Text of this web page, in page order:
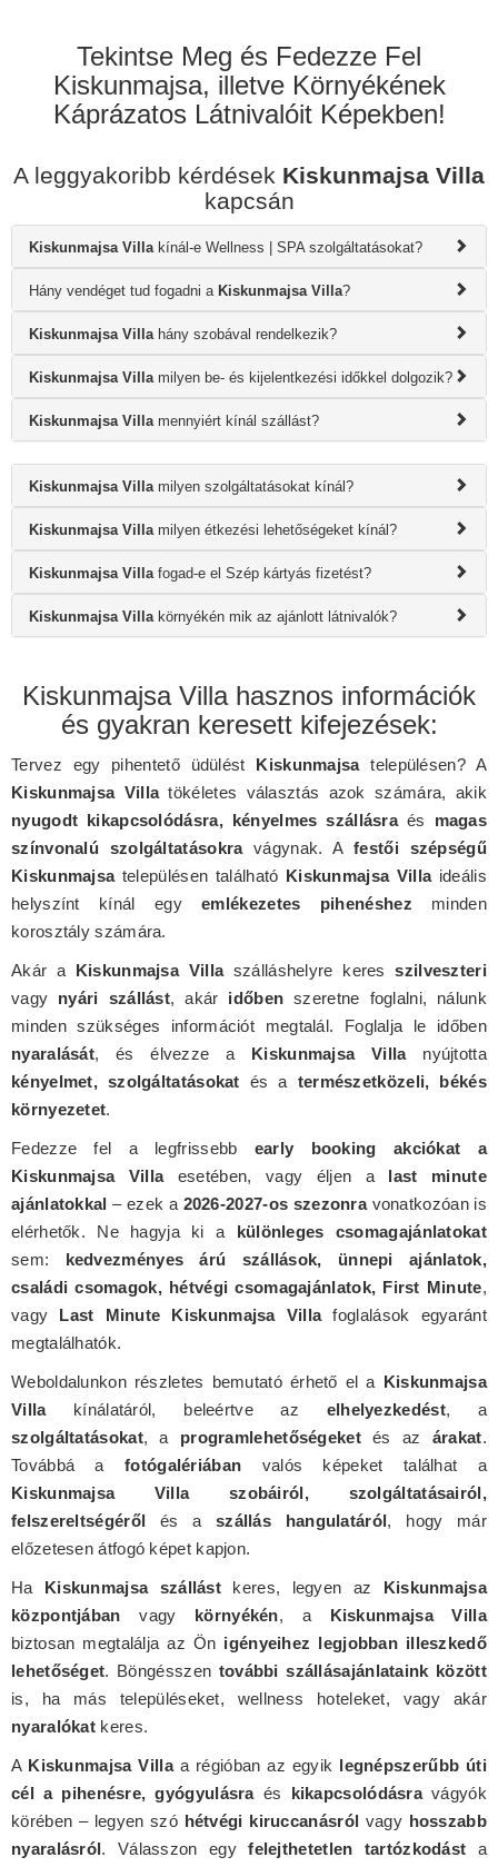
Tekintse Meg és Fedezze Fel
Kiskunmajsa, illetve Környékének
Káprázatos Látnivalóit Képekben!
A leggyakoribb kérdések Kiskunmajsa Villa
kapcsán
Kiskunmajsa Villakínál-e Wellness | SPA szolgáltatásokat?
Hány vendéget tud fogadni a Kiskunmajsa Villa?
Kiskunmajsa Villahány szobával rendelkezik?
Kiskunmajsa Villamilyen be- és kijelentkezési időkkel dolgozik?
Kiskunmajsa Villamennyiért kínál szállást?
Kiskunmajsa Villamilyen szolgáltatásokat kínál?
Kiskunmajsa Villamilyen étkezési lehetőségeket kínál?
Kiskunmajsa Villafogad-e el Szép kártyás fizetést?
Kiskunmajsa Villakörnyékén mik az ajánlott látnivalók?
Kiskunmajsa Villa hasznos információk
és gyakran keresett kifejezések:
Tervez egy pihentető üdülést Kiskunmajsatelepülésen? A
Kiskunmajsa Villatökéletes választás azok számára, akik
nyugodt kikapcsolódásra, kényelmes szállásraés magas
színvonalú szolgáltatásokravágynak. Afestői szépségű
Kiskunmajsatelepülésen található Kiskunmajsa Villaideális
helyszínt kínál egyemlékezetes pihenéshez minden
korosztály számára.
Akár a Kiskunmajsa Villaszálláshelyre keresszilveszteri
vagy nyári szállást, akár időben szeretne foglalni, nálunk
minden szükséges információt megtalál. Foglalja le időben
nyaralását, és élvezze a Kiskunmajsa Villanyújtotta
kényelmet, szolgáltatásokat és a természetközeli, békés
környezetet.
Fedezze fel a legfrissebb early booking akciókat a
Kiskunmajsa Villaesetében, vagy éljen a last minute
ajánlatokkal – ezek a 2026-2027-os szezonravonatkozóan is
elérhetők. Ne hagyja ki a különleges csomagajánlatokat
sem: kedvezményes árú szállások, ünnepi ajánlatok,
családi csomagok, hétvégi csomagajánlatok, First Minute,
vagy Last Minute Kiskunmajsa Villafoglalások egyaránt
megtalálhatók.
Weboldalunkon részletes bemutató érhető el a Kiskunmajsa
Villakínálatáról, beleértve az elhelyezkedést, a
szolgáltatásokat, a programlehetőségeketés az árakat.
Továbbá afotógalériában valós képeket találhat a
Kiskunmajsa Villa szobáiról, szolgáltatásairól,
felszereltségéről és a szállás hangulatáról, hogy már
előzetesen átfogó képet kapjon.
Ha Kiskunmajsa szállást keres, legyen az Kiskunmajsa
központjában vagy környékén, a Kiskunmajsa Villa
biztosan megtalálja az Ön igényeihez legjobban illeszkedő
lehetőséget. Böngésszen további szállásajánlataink között
is, ha más településeket, wellness hoteleket, vagy akár
nyaralókat keres.
A Kiskunmajsa Villaa régióban az egyik legnépszerűbb úti
cél a pihenésre, gyógyulásraés kikapcsolódásravágyók
körében – legyen szó hétvégi kiruccanásról vagy hosszabb
nyaralásról. Válasszon egyfelejthetetlen tartózkodást a